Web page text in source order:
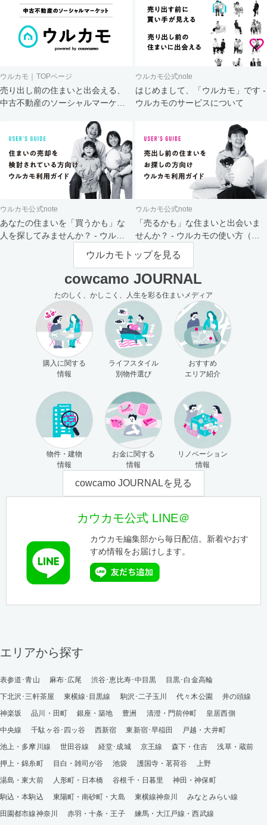
ウルカモ｜TOPページ
売り出し前の住まいと出会える、
中古不動産のソーシャルマーケッ
ウルカモ公式note
はじめまして、「ウルカモ」です -
ウルカモのサービスについて
ウルカモ公式note
あなたの住まいを「買うかも」な
人を探してみませんか？ - ウルカ
ウルカモ公式note
「売るかも」な住まいと出会いま
せんか？ - ウルカモの使い方（買
主さま向け）
ウルカモトップを見る
cowcamo JOURNAL
たのしく、かしこく、人生を彩る住まいメディア
購入に関する
情報
ライフスタイル
別物件選び
おすすめ
エリア紹介
物件・建物
情報
お金に関する
情報
リノベーション
情報
cowcamo JOURNALを見る
カウカモ公式 LINE＠
カウカモ編集部から毎日配信。新着やおす
すめ情報をお届けします。
エリアから探す
表参道･青山 麻布･広尾 渋谷･恵比寿･中目黒
目黒･白金高輪
下北沢･三軒茶屋
東横線･目黒線 駒沢･二子玉川 代々木公園
井の頭線
神楽坂
品川・田町 銀座・築地 豊洲 清澄・門前仲町
皇居西側
中央線
千駄ヶ谷･四ッ谷 西新宿 東新宿･早稲田
戸越・大井町
池上・多摩川線
世田谷線 経堂･成城 京王線 森下・住吉
浅草・蔵前
押上・錦糸町
目白・雑司が谷 池袋 護国寺・茗荷谷
上野
湯島・東大前
人形町・日本橋 谷根千・日暮里
神田・神保町
駒込・本駒込
東陽町・南砂町・大島 東横線神奈川
みなとみらい線
田園都市線神奈川
赤羽・十条・王子
練馬・大江戸線・西武線